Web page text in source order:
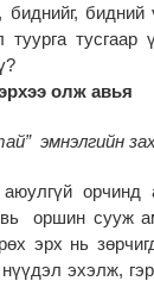
туурга
олж авья
эмнэлгийн
орчинд
оршин сууж
эрх нь
нүүдэл эхэлж,